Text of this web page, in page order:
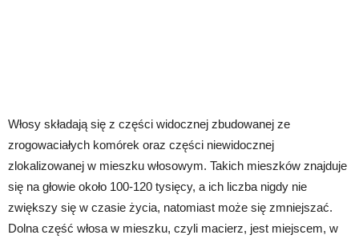
Włosy składają się z części widocznej zbudowanej ze
zrogowaciałych komórek oraz części niewidocznej
zlokalizowanej w mieszku włosowym. Takich mieszków znajduje
się na głowie około 100-120 tysięcy, a ich liczba nigdy nie
zwiększy się w czasie życia, natomiast może się zmniejszać.
Dolna część włosa w mieszku, czyli macierz, jest miejscem, w